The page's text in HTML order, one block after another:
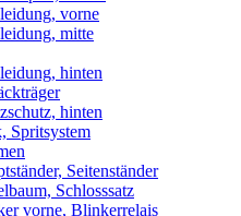
vorne
mitte
hinten
hinten
Spritsystem
Seitenständer
Schlosssatz
vorne, Blinkerrelais